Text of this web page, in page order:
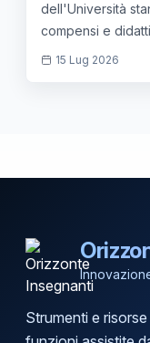
dell'Università
compensi e
15 Lug 2026
Strumenti e